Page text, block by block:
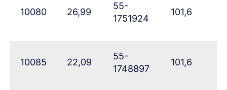
10080 26,99
55-
1751924
101,6
10085 22,09
55-
1748897
101,6